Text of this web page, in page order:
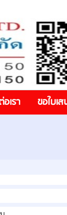
เรา ขอใบเ